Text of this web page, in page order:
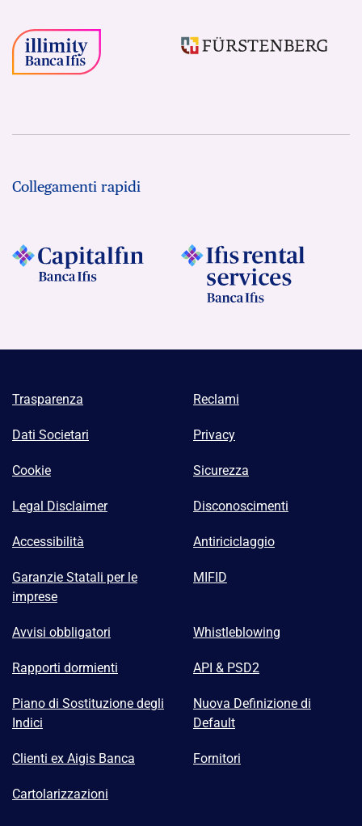
Collegamenti rapidi
Trasparenza Reclami
Dati Societari Privacy
Cookie Sicurezza
Legal Disclaimer Disconoscimenti
Accessibilità Antiriciclaggio
Garanzie Statali per le
imprese
MIFID
Avvisi obbligatori Whistleblowing
Rapporti dormienti API & PSD2
Piano di Sostituzione degli
Indici
Nuova Definizione di
Default
Clienti ex Aigis Banca Fornitori
Cartolarizzazioni